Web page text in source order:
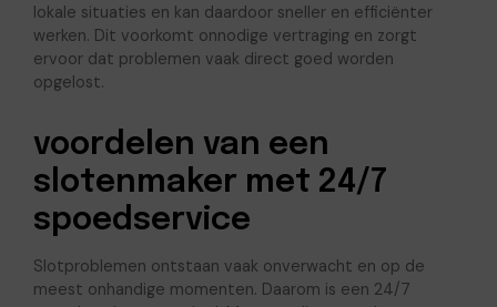
lokale situaties en kan daardoor sneller en efficiënter
werken. Dit voorkomt onnodige vertraging en zorgt
ervoor dat problemen vaak direct goed worden
opgelost.
voordelen van een
slotenmaker met 24/7
spoedservice
Slotproblemen ontstaan vaak onverwacht en op de
meest onhandige momenten. Daarom is een 24/7